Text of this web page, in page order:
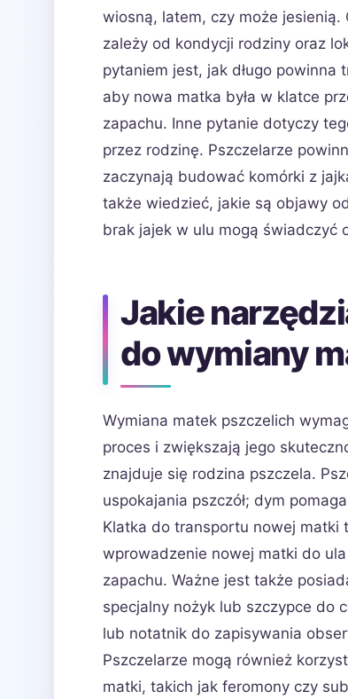
wiosną, latem, czy może
zależy od kondycji rodziny oraz
pytaniem jest, jak długo
aby nowa matka była w klatce
zapachu. Inne pytanie dotyczy
przez rodzinę. Pszczelarze
zaczynają budować komórki z
także wiedzieć, jakie są objawy
brak jajek w ulu mogą świadczyć
Jakie
do wymiany
Wymiana matek pszczelich
proces i zwiększają jego
znajduje się rodzina pszczela.
uspokajania pszczół; dym
Klatka do transportu nowej matki
wprowadzenie nowej matki do
zapachu. Ważne jest także
specjalny nożyk lub szczypce do
lub notatnik do zapisywania
Pszczelarze mogą również
matki, takich jak feromony czy